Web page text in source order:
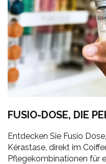
FUSIO-DOSE, DIE
Entdecken Sie Fusio
Kérastase, direkt im
Pflegekombinationen für